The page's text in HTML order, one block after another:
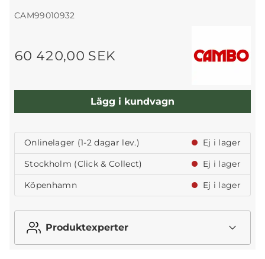
CAM99010932
60 420,00 SEK
Lägg i kundvagn
Onlinelager (1-2 dagar lev.)
Ej i lager
Stockholm (Click & Collect)
Ej i lager
Köpenhamn
Ej i lager
Produktexperter